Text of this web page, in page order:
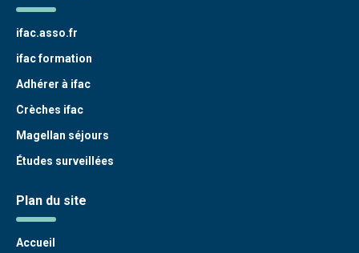
ifac.asso.fr
ifac formation
Adhérer à ifac
Crèches ifac
Magellan séjours
Études surveillées
Plan du site
Accueil